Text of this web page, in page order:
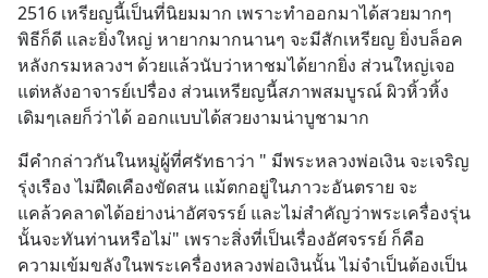
2516 เหรียญนี้เป็นที่นิยมมาก เพราะทำออกมาได้สวยมากๆ
พิธีก็ดี และยิ่งใหญ่ หายากมากนานๆ จะมีสักเหรียญ ยิ่งบล็อค
หลังกรมหลวงฯ ด้วยแล้วนับว่าหาชมได้ยากยิ่ง ส่วนใหญ่เจอ
แต่หลังอาจารย์เปรื่อง ส่วนเหรียญนี้สภาพสมบูรณ์ ผิวหิ้วหิ้ง
เดิมๆเลยก็ว่าได้ ออกแบบได้สวยงามน่าบูชามาก
มีคำกล่าวกันในหมู่ผู้ที่ศรัทธาว่า " มีพระหลวงพ่อเงิน จะเจริญ
รุ่งเรือง ไม่ฝืดเคืองขัดสน แม้ตกอยู่ในภาวะอันตราย จะ
แคล้วคลาดได้อย่างน่าอัศจรรย์ และไม่สำคัญว่าพระเครื่องรุ่น
นั้นจะทันท่านหรือไม่" เพราะสิ่งที่เป็นเรื่องอัศจรรย์ ก็คือ
ความเข้มขลังในพระเครื่องหลวงพ่อเงินนั้น ไม่จำเป็นต้องเป็น